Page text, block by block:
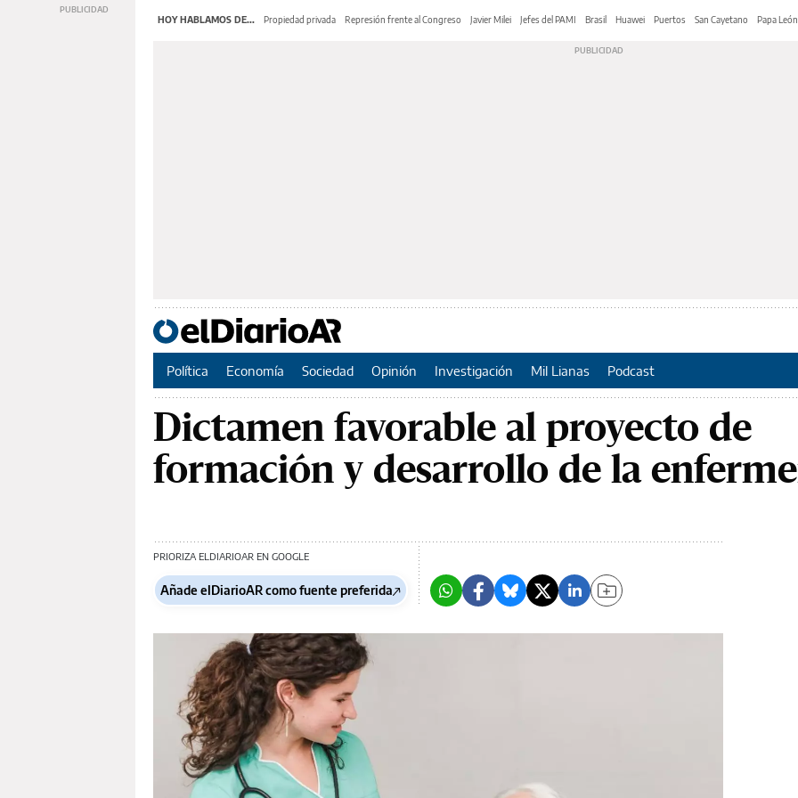
HOY HABLAMOS DE... Propiedad privada Represión frente al Congreso Javier Milei Jefes del PAMI Brasil Huawei Puertos San Cayetano Papa
Política Economía Sociedad Opinión Investigación Mil Lianas Podcast
Dictamen favorable al proyecto de
formación y desarrollo de la
PRIORIZA ELDIARIOAR EN GOOGLE
Añade elDiarioAR como fuente preferida